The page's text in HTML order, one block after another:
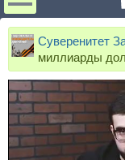
Суверенитет
миллиарды